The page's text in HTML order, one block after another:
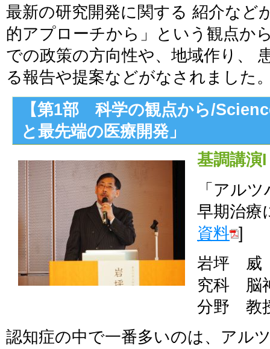
最新の研究開発に関する 紹介など
的アプローチから」という観点か
での政策の方向性や、地域作り、
る報告や提案などがなされました
【第1部 科学の観点から/
と最先端の医療開発」
基調講演I
「アル
早期治療
資料 ]
岩坪 威
究科 脳
分野 教
認知症の中で一番多いのは、アル